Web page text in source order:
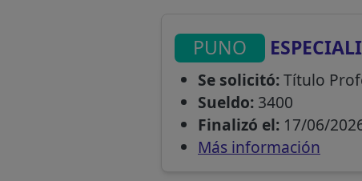
PUNO
Se solicitó:Título
Sueldo:3400
Finalizó el:17/06/
Más información